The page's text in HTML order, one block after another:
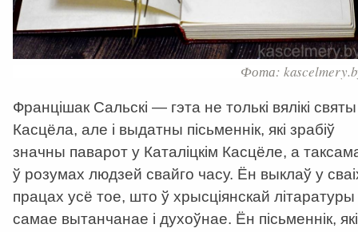
Фота:
Францішак Сальскі — гэта не толькі вялікі святы
Касцёла, але і выдатны пісьменнік, які зрабіў
значны паварот у Каталіцкім Касцёле, а
ў розумах людзей свайго часу. Ён выклаў у
працах усё тое, што ў хрысціянскай літаратуры
самае вытанчанае і духоўнае. Ён пісьменнік,